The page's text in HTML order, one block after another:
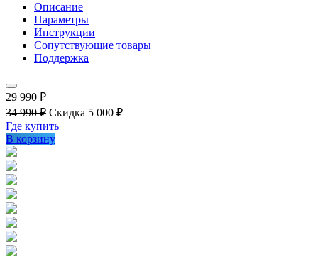
Описание
Параметры
Инструкции
Сопутствующие товары
Поддержка
29 990 ₽
34 990 ₽ Скидка 5 000 ₽
Где купить
В корзину